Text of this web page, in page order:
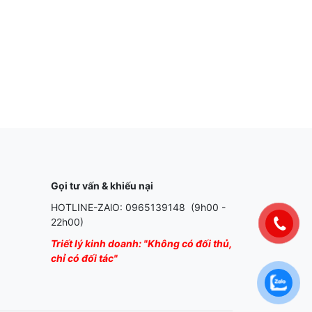
Gọi tư vấn & khiếu nại
HOTLINE-ZAlO: 0965139148 (9h00 -
22h00)
Triết lý kinh doanh: "Không có đối thủ,
chỉ có đối tác"